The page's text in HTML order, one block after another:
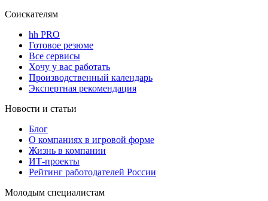
Соискателям
hh PRO
Готовое резюме
Все сервисы
Хочу у вас работать
Производственный календарь
Экспертная рекомендация
Новости и статьи
Блог
О компаниях в игровой форме
Жизнь в компании
ИТ-проекты
Рейтинг работодателей России
Молодым специалистам